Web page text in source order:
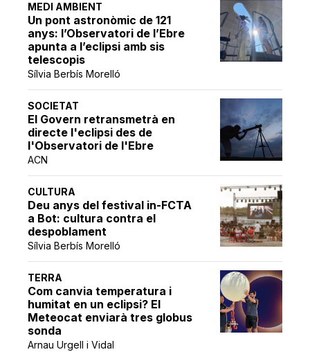
MEDI AMBIENT
Un pont astronòmic de 121
anys: l’Observatori de l’Ebre
apunta a l’eclipsi amb sis
telescopis
Sílvia Berbís Morelló
SOCIETAT
El Govern retransmetrà en
directe l'eclipsi des de
l'Observatori de l'Ebre
ACN
CULTURA
Deu anys del festival in-FCTA
a Bot: cultura contra el
despoblament
Sílvia Berbís Morelló
TERRA
Com canvia temperatura i
humitat en un eclipsi? El
Meteocat enviarà tres globus
sonda
Arnau Urgell i Vidal